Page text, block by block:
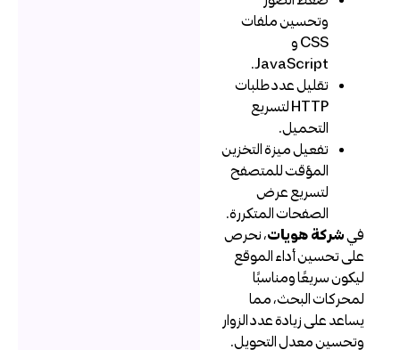
وتحسين ملفات
CSS و
JavaScript.
تقليل عدد طلبات
HTTP لتسريع
التحميل.
تفعيل ميزة التخزين
المؤقت للمتصفح
لتسريع عرض
الصفحات المتكررة.
شركة هويات، نحرص
على تحسين أداء الموقع
ليكون سريعًا ومناسبًا
لمحركات البحث، مما
يساعد على زيادة عدد الزوار
وتحسين معدل التحويل.